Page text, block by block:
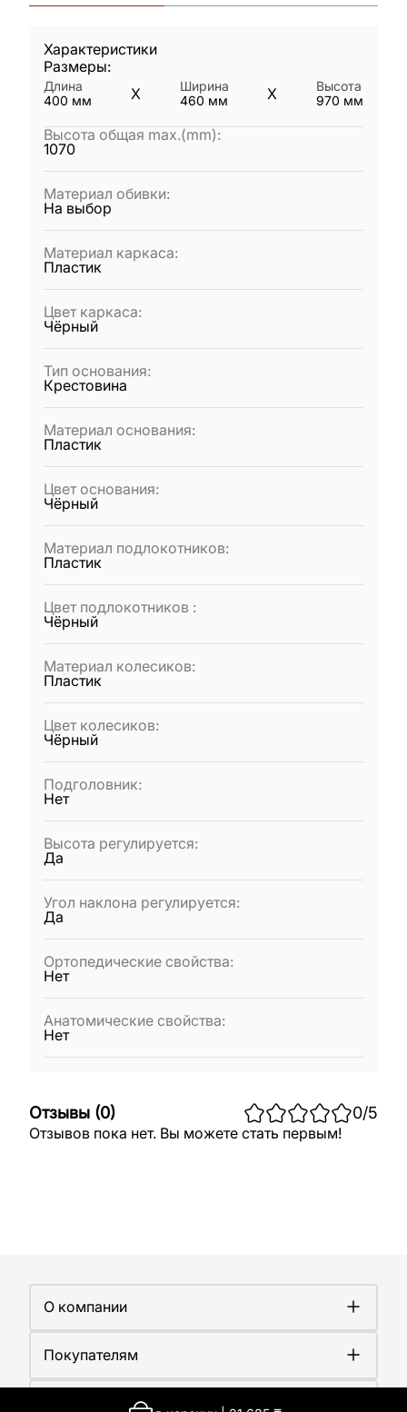
Характеристики
Размеры:
Длина
400 мм X
Ширина
460 мм X
Высота
970 мм
Высота общая max.(mm):
1070
Материал обивки:
На выбор
Материал каркаса:
Пластик
Цвет каркаса:
Чёрный
Тип основания:
Крестовина
Материал основания:
Пластик
Цвет основания:
Чёрный
Материал подлокотников:
Пластик
Цвет подлокотников :
Чёрный
Материал колесиков:
Пластик
Цвет колесиков:
Чёрный
Подголовник:
Нет
Высота регулируется:
Да
Угол наклона регулируется:
Да
Ортопедические свойства:
Нет
Анатомические свойства:
Нет
Отзывы (0) 0/5
Отзывов пока нет. Вы можете стать первым!
О компании
Работа у нас
Сертификаты
Покупателям
Доставка